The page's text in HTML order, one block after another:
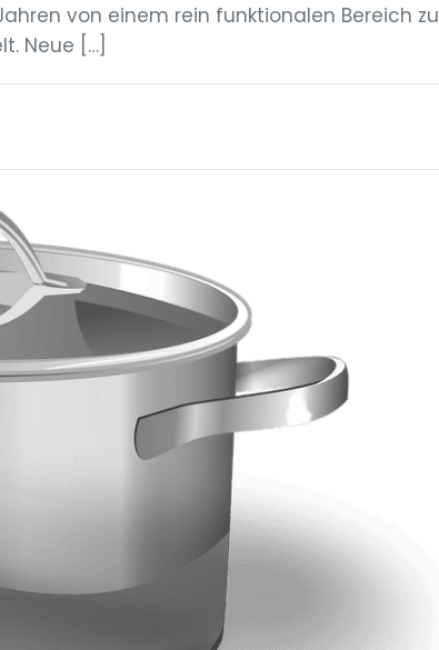
von einem rein funktionalen Bereich zu
Neue […]